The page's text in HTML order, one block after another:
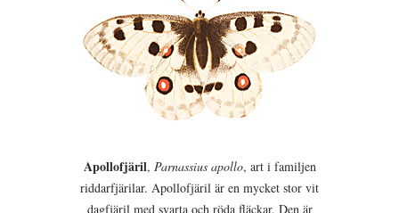
Apollofjäril, Parnassius apollo, art i familjen
riddarfjärilar. Apollofjäril är en mycket stor vit
dagfjäril med svarta och röda fläckar. Den är